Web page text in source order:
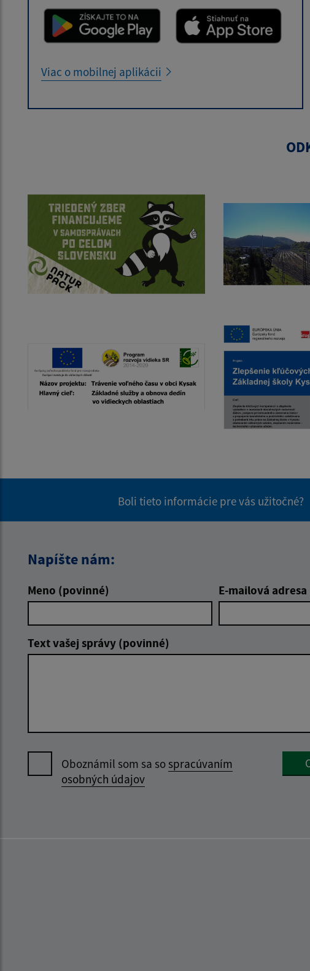
Viac o mobilnej aplikácii
Boli tieto informácie pre vás užitočné?
Napíšte nám:
Meno (povinné) E-mailová
Text vašej správy (povinné)
Oboznámil som sa sospracúvaním
osobných údajov